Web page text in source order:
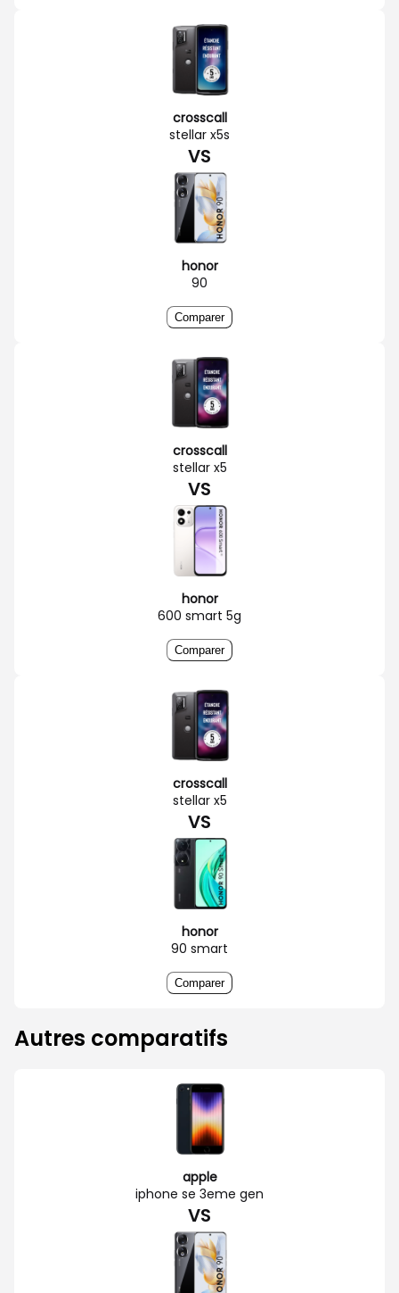
crosscall
stellar x5s
VS
honor
90
Comparer
crosscall
stellar x5
VS
honor
600 smart 5g
Comparer
crosscall
stellar x5
VS
honor
90 smart
Comparer
Autres comparatifs
apple
iphone se 3eme gen
VS